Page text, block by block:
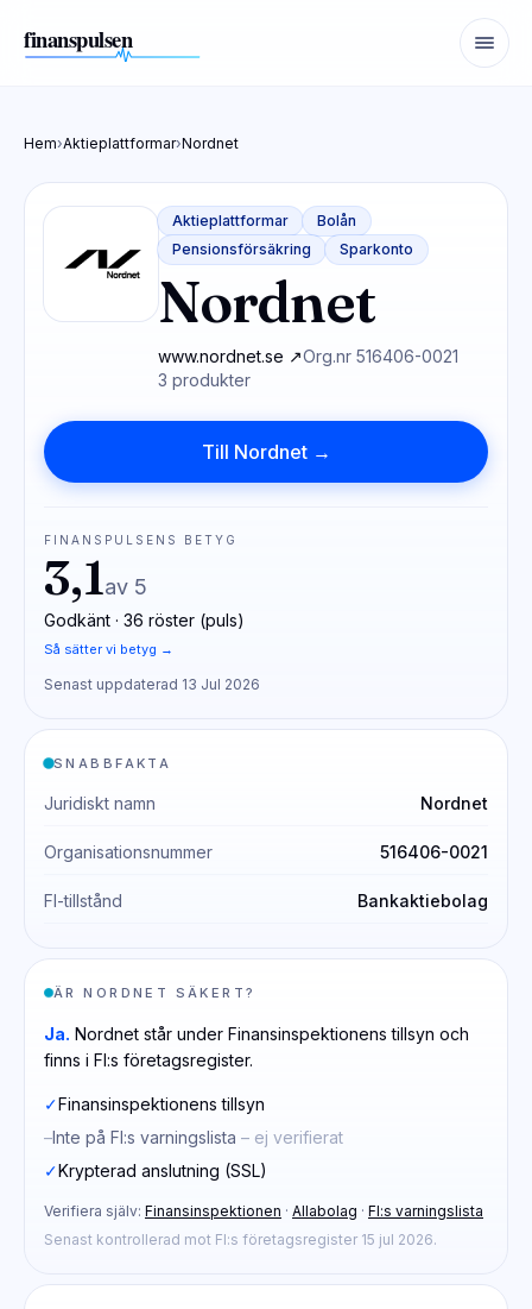
Hem›Aktieplattformar›Nordnet
Aktieplattformar
Bolån
Pensionsförsäkring
Sparkonto
Nordnet
www.nordnet.se ↗Org.nr 516406-0021
3 produkter
Till Nordnet →
FINANSPULSENS BETYG
3,1av 5
Godkänt · 36 röster (puls)
Så sätter vi betyg →
Senast uppdaterad 13 Jul 2026
SNABBFAKTA
Juridiskt namn Nordnet
Organisationsnummer 516406-0021
FI-tillstånd Bankaktiebolag
ÄR NORDNET SÄKERT?
Ja. Nordnet står under Finansinspektionens tillsyn och
finns i FI:s företagsregister.
✓Finansinspektionens tillsyn
–Inte på FI:s varningslista – ej verifierat
✓Krypterad anslutning (SSL)
Verifiera själv: Finansinspektionen · Allabolag · FI:s varningslista
Senast kontrollerad mot FI:s företagsregister 15 jul 2026.